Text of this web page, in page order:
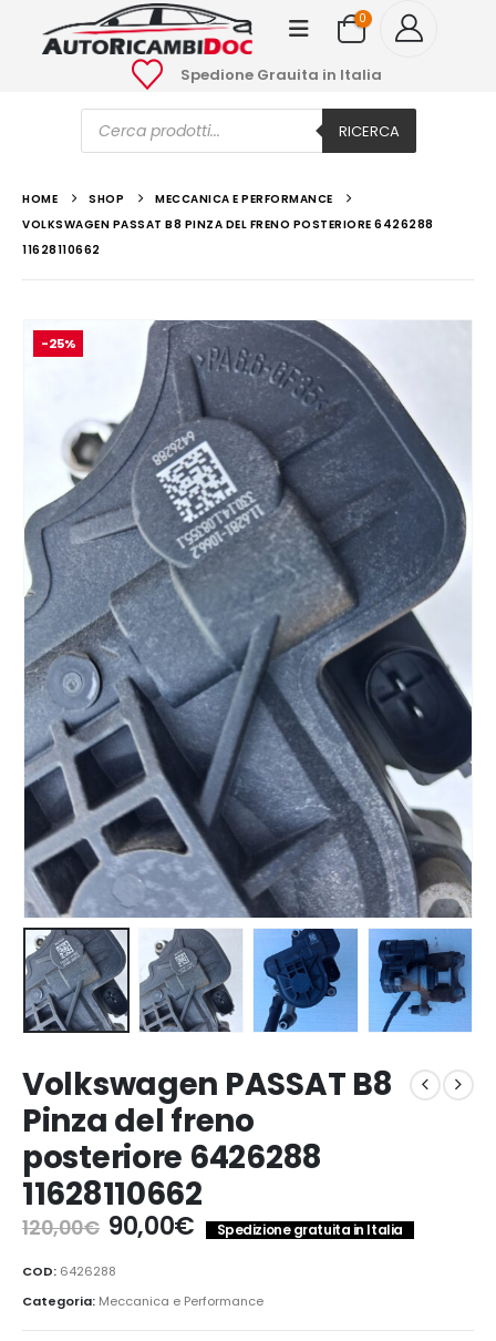
0
Spedione Grauita in Italia
Ricerca
prodotti RICERCA
HOME SHOP
MECCANICA E PERFORMANCE
VOLKSWAGEN PASSAT B8 PINZA DEL FRENO POSTERIORE 6426288
11628110662
-25%
Volkswagen PASSAT B8
Pinza del freno
posteriore 6426288
11628110662
120,00€ Il
prezzo
originale
era:
120,00€.
90,00€Il
prezzo
è:
90,00€.
Spedizione gratuita in Italia
COD: 6426288
Categoria: Meccanica e Performance